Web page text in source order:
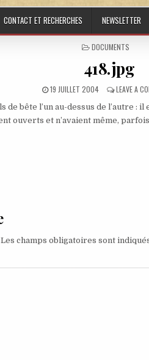
CONTACT ET RECHERCHES NEWSLETTER
POSTED IN
DOCUMENTS
418.jpg
PUBLISHED DATE:
19 JUILLET 2004 LEAVE A
bête l’un au-dessus de l’autre :
ouverts et n’avaient même,
Les champs obligatoires sont